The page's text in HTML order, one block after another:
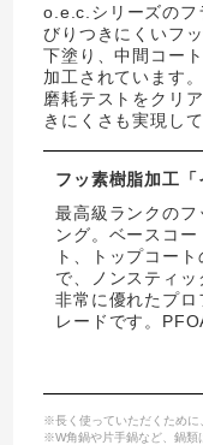
o.e.c.シリーズのフ
びりつきにくいフ
下塗り、中間コー
加工されています
磨耗テストをクリ
きにくさも実現して
フッ素樹脂加工「
最高級ランクのフ
ング。ベースコ
ト、トップコー
で、ノンスティッ
非常に優れたプ
レードです。
※長く使っていただくために
※W角鍋や片手鍋など、鍋類